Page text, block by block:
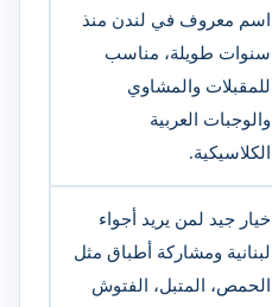
اسم معروف في لندن منذ
سنوات طويلة، مناسب
للمقبلات والمشاوي
والوجبات العربية
الكلاسيكية.
خيار جيد لمن يريد أجواء
لبنانية ومشاركة أطباق مثل
الحمص، المتبل، الفتوش